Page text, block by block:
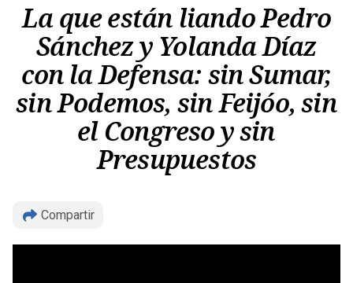
La que están liando Pedro
Sánchez y Yolanda Díaz
con la Defensa: sin Sumar,
sin Podemos, sin Feijóo, sin
el Congreso y sin
Presupuestos
Compartir